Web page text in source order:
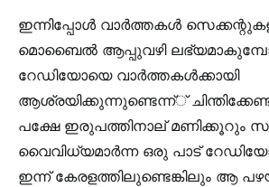
ഇന്നിപ്പോള്‍ വാര്‍ത്തകള്‍
മൊബൈല്‍ ആപ്പുവഴി
റേഡിയോയെ വാര്‍ത്തകള്‍ക്കായി
ആശ്രയിക്കുന്നുണ്ടെന്ന്്
പക്ഷേ ഇരുപത്തിനാല് മണിക്കൂറും
വൈവിധ്യമാര്‍ന്ന ഒരു പാട്
ഇന്ന് കേരളത്തിലുണ്ടെങ്കിലും ആ